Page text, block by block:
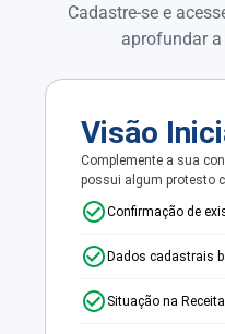
Cadastre-se e
aprofundar
Visão
Complemente a sua
possui algum protesto
Confirmação de
Dados cadastrais
Situação na Receita